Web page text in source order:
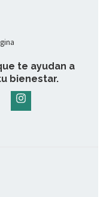
te ayudan a
bienestar.